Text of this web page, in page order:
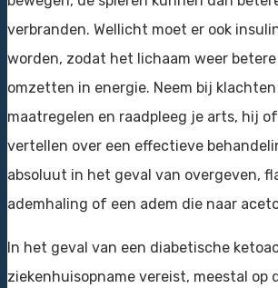
verbranden. Wellicht moet er ook
worden, zodat het lichaam weer betere
omzetten in energie. Neem bij
maatregelen en raadpleeg je arts, hij
vertellen over een effectieve
absoluut in het geval van overgeven,
ademhaling of een adem die naar
In het geval van een diabetische
ziekenhuisopname vereist, meestal op